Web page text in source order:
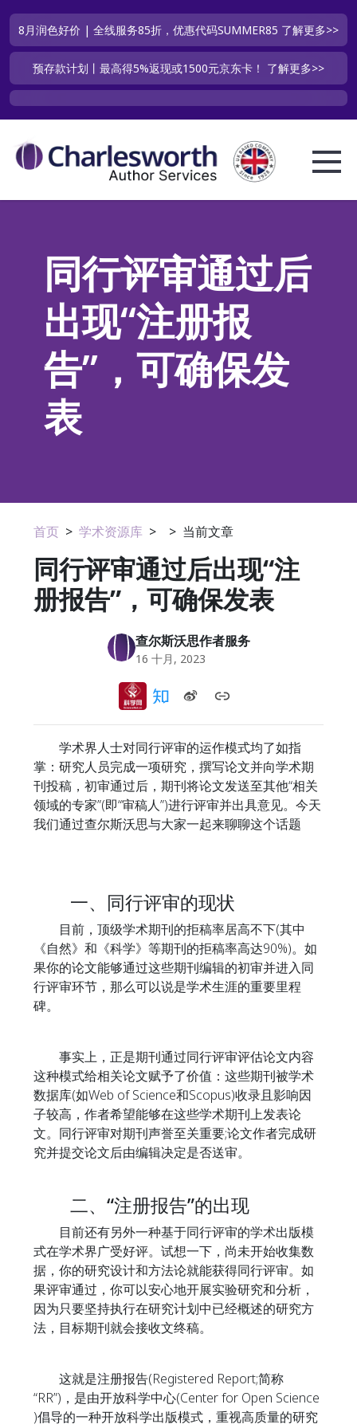
8月润色好价 | 全线服务85折，优惠代码SUMMER85 了解更多>>
预存款计划丨最高得5%返现或1500元京东卡！ 了解更多>>
同行评审通过后
出现“注册报
告”，可确保发
表
首页 > 学术资源库 > > 当前文章
同行评审通过后出现“注
册报告”，可确保发表
查尔斯沃思作者服务
16 十月, 2023
学术界人士对同行评审的运作模式均了如指
掌：研究人员完成一项研究，撰写论文并向学术期
刊投稿，初审通过后，期刊将论文发送至其他“相关
领域的专家”(即“审稿人”)进行评审并出具意见。今天
我们通过查尔斯沃思与大家一起来聊聊这个话题
一、同行评审的现状
目前，顶级学术期刊的拒稿率居高不下(其中
《自然》和《科学》等期刊的拒稿率高达90%)。如
果你的论文能够通过这些期刊编辑的初审并进入同
行评审环节，那么可以说是学术生涯的重要里程
碑。
事实上，正是期刊通过同行评审评估论文内容
这种模式给相关论文赋予了价值：这些期刊被学术
数据库(如Web of Science和Scopus)收录且影响因
子较高，作者希望能够在这些学术期刊上发表论
文。同行评审对期刊声誉至关重要;论文作者完成研
究并提交论文后由编辑决定是否送审。
二、“注册报告”的出现
目前还有另外一种基于同行评审的学术出版模
式在学术界广受好评。试想一下，尚未开始收集数
据，你的研究设计和方法论就能获得同行评审。如
果评审通过，你可以安心地开展实验研究和分析，
因为只要坚持执行在研究计划中已经概述的研究方
法，目标期刊就会接收文终稿。
这就是注册报告(Registered Report;简称
“RR”)，是由开放科学中心(Center for Open Science
)倡导的一种开放科学出版模式，重视高质量的研究